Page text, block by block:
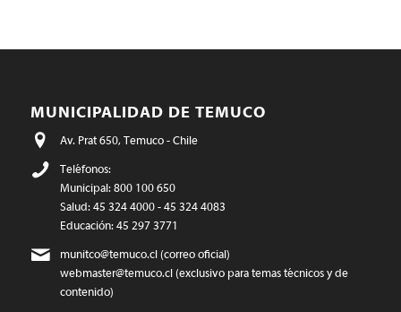
MUNICIPALIDAD DE TEMUCO
Av. Prat 650, Temuco - Chile
Teléfonos:
Municipal: 800 100 650
Salud: 45 324 4000 - 45 324 4083
Educación: 45 297 3771
munitco@temuco.cl(correo oficial)
webmaster@temuco.cl(exclusivo para temas técnicos y de
contenido)